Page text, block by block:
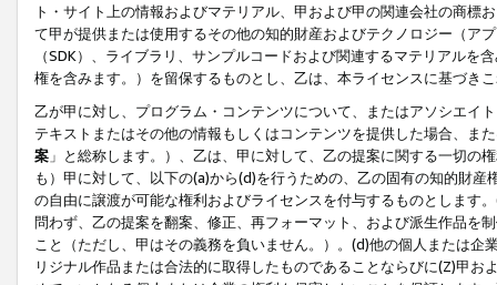
ト・サイト上の情報およびマテリアル、甲および甲の関連会社の商
て甲が提供または使用するその他の知的財産およびテクノロジー（ア
（SDK）、ライブラリ、サンプルコードおよび関連するマテリアル
権を含みます。）を留保するものとし、乙は、本ライセンスに基づき
乙が甲に対し、プログラム・コンテンツについて、またはアソシエイ
テキストまたはその他の情報もしくはコンテンツを提供した場合、ま
案 」と総称します。）、乙は、甲に対して、乙の提案に関する一切
も）甲に対して、以下の(a)から(d)を行うための、乙の固有の知的財
の自由に譲渡が可能な権利およびライセンスを付与するものとします
問わず、乙の提案を翻案、修正、再フォーマット、および派生作品を
こと（ただし、甲はその義務を負いません。）。(d)他の個人または
リジナル作品または合法的に取得したものであることならびに(Z)甲